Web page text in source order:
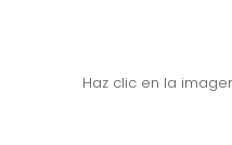
Haz clic en la